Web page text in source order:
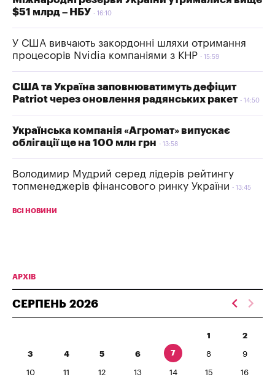
$51 млрд – НБУ
16:10
У США вивчають закордонні шляхи отримання
процесорів Nvidia компаніями з КНР
15:59
США та Україна заповнюватимуть дефіцит
Patriot через оновлення радянських ракет
14:50
Українська компанія «Агромат» випускає
облігації ще на 100 млн грн
13:58
Володимир Мудрий серед лідерів рейтингу
топменеджерів фінансового ринку України
13:45
ВСІ НОВИНИ
АРХІВ
СЕРПЕНЬ 2026
1 2
3 4 5 6 7 8 9
10 11 12 13 14 15 16